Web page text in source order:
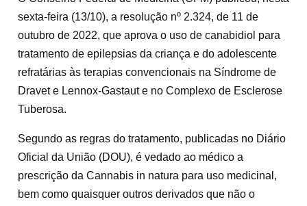
sexta-feira (13/10), a resolução nº 2.324, de 11 de
outubro de 2022, que aprova o uso de canabidiol para
tratamento de epilepsias da criança e do adolescente
refratárias às terapias convencionais na Síndrome de
Dravet e Lennox-Gastaut e no Complexo de Esclerose
Tuberosa.
Segundo as regras do tratamento, publicadas no Diário
Oficial da União (DOU), é vedado ao médico a
prescrição da Cannabis in natura para uso medicinal,
bem como quaisquer outros derivados que não o